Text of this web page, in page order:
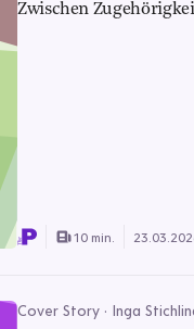
Zwischen
10 min.
Cover Story · Inga